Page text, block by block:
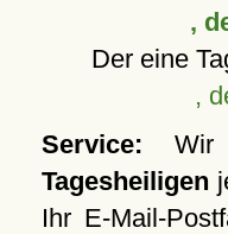
,
Der eine
,
Service: Wir
Tagesheiligen
Ihr E-Mail-